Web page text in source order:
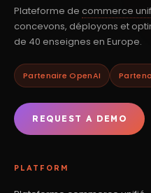
Plateforme de commerce
concevons, déployons et
de 40 enseignes en Europe.
Partenaire OpenAI
REQUEST A DEMO
PLATFORM